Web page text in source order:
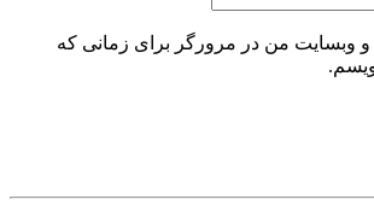
و وبسایت من در مرورگر برای زمانی که